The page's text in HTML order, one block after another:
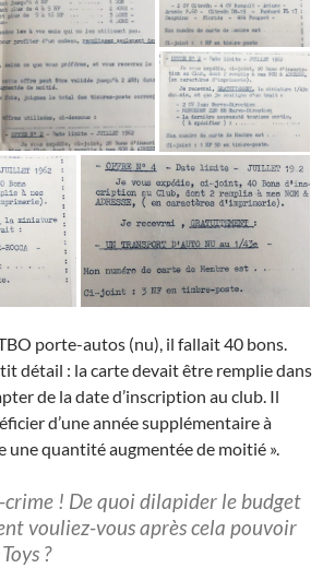
porte-autos (nu), il fallait 40 bons.
détail : la carte devait être remplie dans
de la date d’inscription au club. Il
d’une année supplémentaire à
une quantité augmentée de moitié ».
crime ! De quoi dilapider le budget
vouliez-vous après cela pouvoir
?